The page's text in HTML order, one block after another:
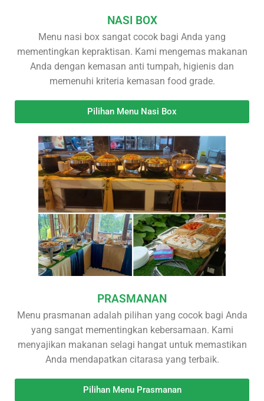
NASI BOX
Menu nasi box sangat cocok bagi Anda yang
mementingkan kepraktisan. Kami mengemas makanan
Anda dengan kemasan anti tumpah, higienis dan
memenuhi kriteria kemasan food grade.
Pilihan Menu Nasi Box
PRASMANAN
Menu prasmanan adalah pilihan yang cocok bagi Anda
yang sangat mementingkan kebersamaan. Kami
menyajikan makanan selagi hangat untuk memastikan
Anda mendapatkan citarasa yang terbaik.
Pilihan Menu Prasmanan